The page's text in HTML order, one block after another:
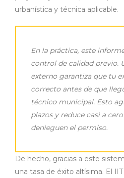
urbanística y técnica aplicable.
En la práctica, este
control de calidad previo.
externo garantiza que tu
correcto antes de que
técnico municipal. Esto
plazos y reduce casi a
denieguen el permiso.
De hecho, gracias a este
una tasa de éxito altísima. El